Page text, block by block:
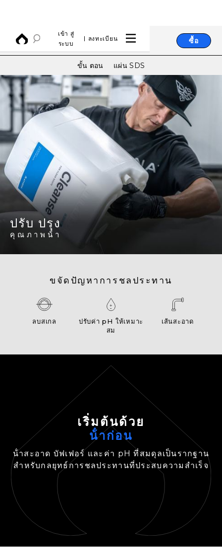
เข้า สู่
ระบบ
ลงทะเบียน
ขั้น ตอน แผ่น SDS
ซื้อ
ปรับ ปรุง
คุณภาพน้ํา
ขจัดปัญหาการชลประทาน
ลบสเกล
ปรับค่า pH ให้เหมาะ
สม
เส้นสะอาด
เริ่มต้นด้วย
น้ําก่อน
น้ําสะอาด บัฟเฟอร์ และค่า pH ที่สมดุลเป็นรากฐาน
สําหรับกลยุทธ์การชลประทานที่ประสบความสําเร็จ